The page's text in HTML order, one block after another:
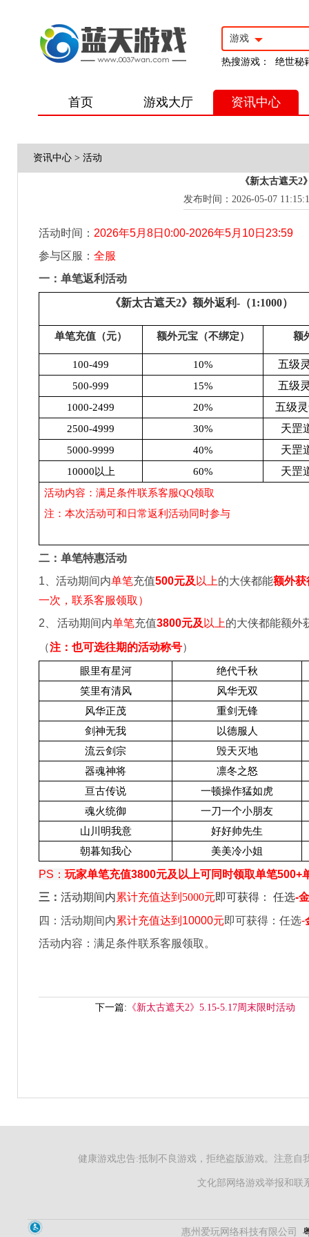
游戏
热搜游戏： 绝世秘
首页 游戏大厅 资讯中心
资讯中心 > 活动
《新太古遮天2
发布时间：2026-05-07
活动时间： 2026年5月8日0:00-2026年5月10日23:59
参与区服： 全服
一： 单笔返利活动
《新太古遮天2》额外返利-（1:1000）
单笔充值（元） 额外元宝（不绑定） 额
100-499 10% 五级
500-999 15% 五级
1000-2499 20% 五级
2500-4999 30% 天罡
5000-9999 40% 天罡
10000以上 60% 天罡
活动内容：满足条件联系客服QQ领取
注：本次活动可和日常返利活动同时参与
二：单笔特惠活动
1 、活动期间内单笔充值500元及 以上的大侠都能额外获
一次，联系客服领取）
2
活动期间内单笔充值3800元及 以上的大侠都能额外
（注：也可选往期的活动称号）
眼里有星河
绝代千秋
笑里有清风
风华无双
风华正茂
重剑无锋
剑神无我
以德服人
流云剑宗
毁天灭地
器魂神将
凛冬之怒
亘古传说
一顿操作猛如虎
魂火统御
一刀一个小朋友
山川明我意
好好帅先生
朝暮知我心
美美冷小姐
PS ： 玩家单笔充值3800元及以上可同时领取单笔500+
三： 活动期间内累计充值达到 5000元即可获得： 任选-
四：活动期间内累计充值达到10000元即可获得：任选-
活动内容：满足条件联系客服领取。
下一篇: 《新太古遮天2》5.15-5.17周末限时活动
健康游戏忠告:抵制不良游戏，拒绝盗版游戏。注意
文化部网络游戏举报和联
惠州爱玩网络科技有限公司